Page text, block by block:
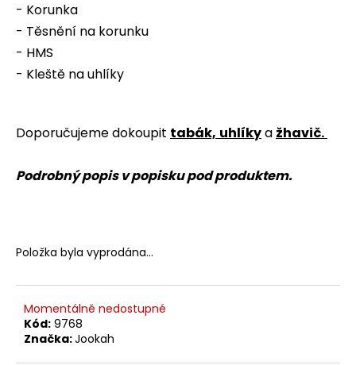
- Korunka
- Těsnění na korunku
- HMS
- Kleště na uhlíky
Doporučujeme dokoupit tabák, uhlíkya žhavič.
Podrobný popis v popisku pod produktem.
Položka byla vyprodána…
Momentálně nedostupné
Kód: 9768
Značka:Jookah